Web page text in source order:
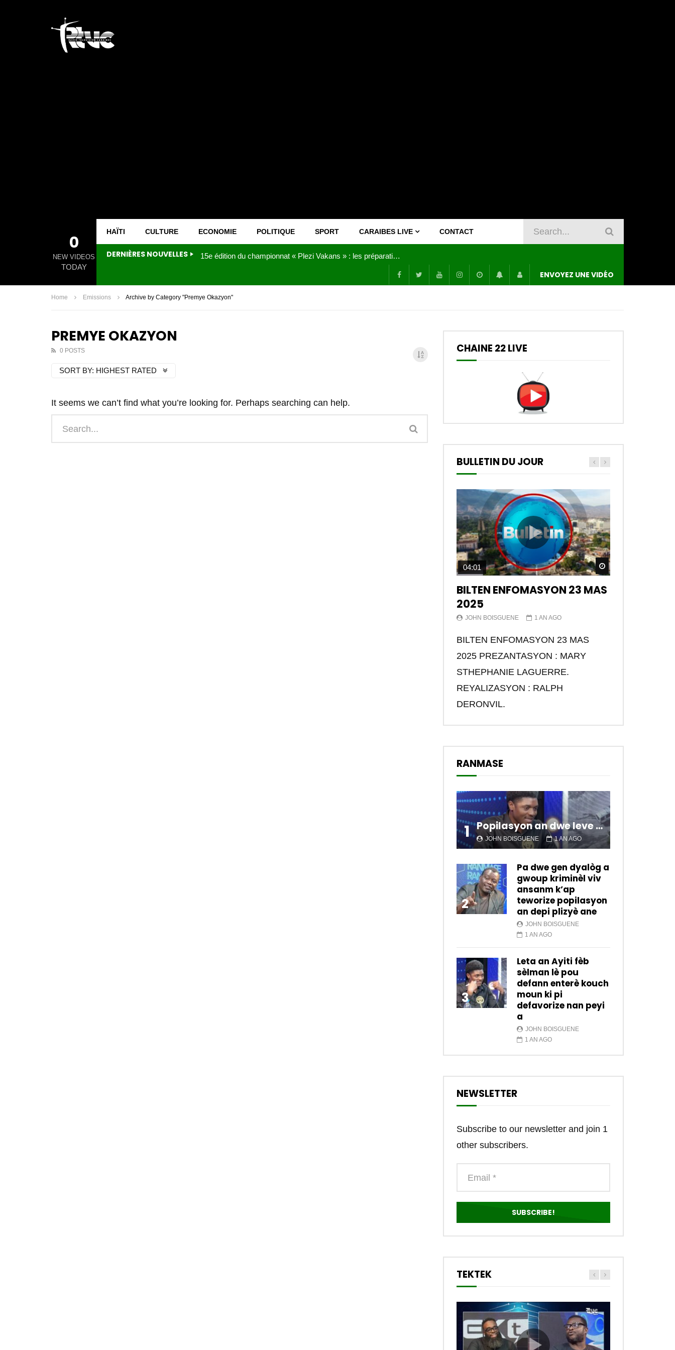
0
NEW VIDEOS
TODAY
HAÏTI CULTURE ECONOMIE POLITIQUE SPORT CARAIBES LIVE CONTACT
DERNIÈRES NOUVELLES Joy Clerf Derisier, sur les traces de son père : évangéliser par la musique
ENVOYEZ UNE VIDÉO
Home Emissions Archive by Category "Premye Okazyon"
PREMYE OKAZYON
0 POSTS
SORT BY: HIGHEST RATED
It seems we can’t find what you’re looking for. Perhaps searching can help.
CHAINE 22 LIVE
BULLETIN DU JOUR
Watch Later
04:01
BILTEN ENFOMASYON 23 MAS
2025
JOHN BOISGUENE 1 AN AGO
BILTEN ENFOMASYON 23 MAS
2025 PREZANTASYON : MARY
STHEPHANIE LAGUERRE.
REYALIZASYON : RALPH
DERONVIL.
RANMASE
1 Popilasyon an dwe leve kanpe pou chanje sitiyasyon kawotik l’ap viv nan peyi a.
JOHN BOISGUENE 1 AN AGO
2
Pa dwe gen dyalòg a
gwoup kriminèl viv
ansanm k’ap
teworize popilasyon
an depi plizyè ane
JOHN BOISGUENE
1 AN AGO
3
Leta an Ayiti fèb
sèlman lè pou
defann enterè kouch
moun ki pi
defavorize nan peyi
a
JOHN BOISGUENE
1 AN AGO
NEWSLETTER
Subscribe to our newsletter and join 1
other subscribers.
TEKTEK